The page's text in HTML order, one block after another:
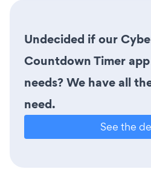
Undecided if our
Countdown Timer
needs? We have all
need.
See the